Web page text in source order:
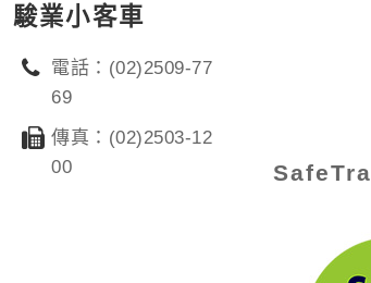
駿業小客車
電話：(02)2509-77
69
傳真：(02)2503-12
00